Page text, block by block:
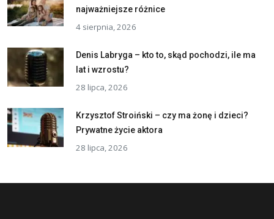
najważniejsze różnice
4 sierpnia, 2026
Denis Labryga – kto to, skąd pochodzi, ile ma
lat i wzrostu?
28 lipca, 2026
Krzysztof Stroiński – czy ma żonę i dzieci?
Prywatne życie aktora
28 lipca, 2026